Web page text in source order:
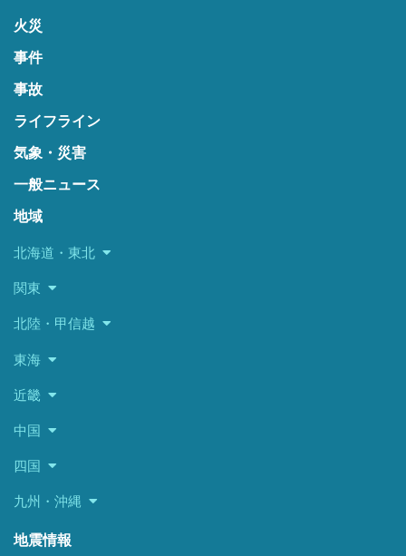
火災
事件
事故
ライフライン
気象・災害
一般ニュース
地域
北海道・東北
関東
北陸・甲信越
東海
近畿
中国
四国
九州・沖縄
地震情報